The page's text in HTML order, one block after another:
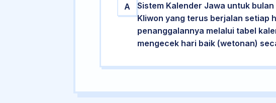
A
Sistem Kalender Jawa untuk
Kliwon yang terus berjalan setiap
penanggalannya melalui tabel
mengecek hari baik (wetonan)